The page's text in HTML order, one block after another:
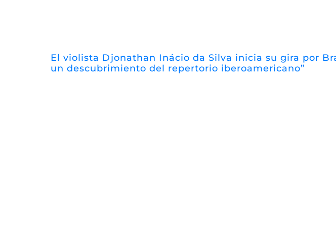
El violista Djonathan Inácio da Silva inicia su gira por
un descubrimiento del repertorio iberoamericano”